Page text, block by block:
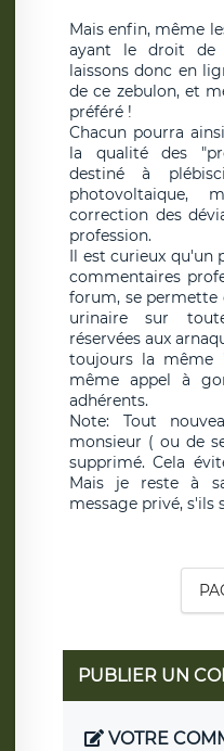
Mais enfin, même
ayant le droit de
laissons donc en
de ce zebulon, et
préféré !
Chacun pourra
la qualité des
destiné à
photovoltaique,
correction des
profession.
Il est curieux qu'un
commentaires
forum, se permette
urinaire sur
réservées aux
toujours la même
même appel à
adhérents.
Note: Tout
monsieur ( ou de
supprimé. Cela
Mais je reste à
message privé, s'ils
PUBLIER UN
VOTRE